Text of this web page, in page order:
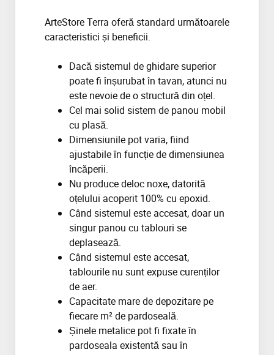
ArteStore Terra oferă standard următoarele
caracteristici și beneficii.
Dacă sistemul de ghidare superior
poate fi înșurubat în tavan, atunci nu
este nevoie de o structură din oțel.
Cel mai solid sistem de panou mobil
cu plasă.
Dimensiunile pot varia, fiind
ajustabile în funcție de dimensiunea
încăperii.
Nu produce deloc noxe, datorită
oțelului acoperit 100% cu epoxid.
Când sistemul este accesat, doar un
singur panou cu tablouri se
deplasează.
Când sistemul este accesat,
tablourile nu sunt expuse curenților
de aer.
Capacitate mare de depozitare pe
fiecare m² de pardoseală.
Șinele metalice pot fi fixate în
pardoseala existentă sau în